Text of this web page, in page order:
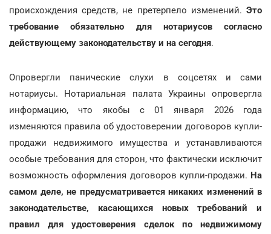
происхождения средств, не претерпело изменений. Это
требование обязательно для нотариусов согласно
действующему законодательству и на сегодня.
Опровергли панические слухи в соцсетях и сами
нотариусы. Нотариальная палата Украины опровергла
информацию, что якобы с 01 января 2026 года
изменяются правила об удостоверении договоров купли-
продажи недвижимого имущества и устанавливаются
особые требования для сторон, что фактически исключит
возможность оформления договоров купли-продажи. На
самом деле, не предусматривается никаких изменений в
законодательстве, касающихся новых требований и
правил для удостоверения сделок по недвижимому